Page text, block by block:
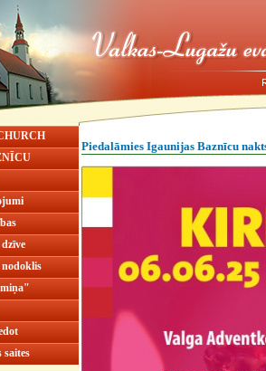
nodoklis
saites
Piedalāmies Igaunijas Baznīcu